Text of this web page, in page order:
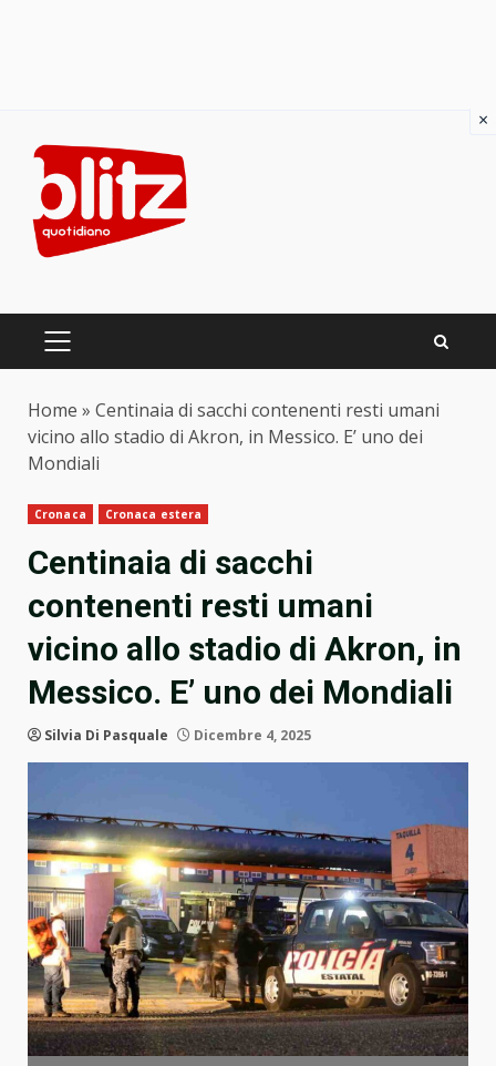
content
PRIMARY
Home » Centinaia di sacchi contenenti resti umani
vicino allo stadio di Akron, in Messico. E’ uno dei
Mondiali
Cronaca Cronaca estera
Centinaia di sacchi
contenenti resti umani
vicino allo stadio di Akron, in
Messico. E’ uno dei Mondiali
Silvia Di Pasquale Dicembre 4, 2025
×